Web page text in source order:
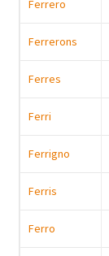
Ferrero
Ferrerons
Ferres
Ferri
Ferrigno
Ferris
Ferro